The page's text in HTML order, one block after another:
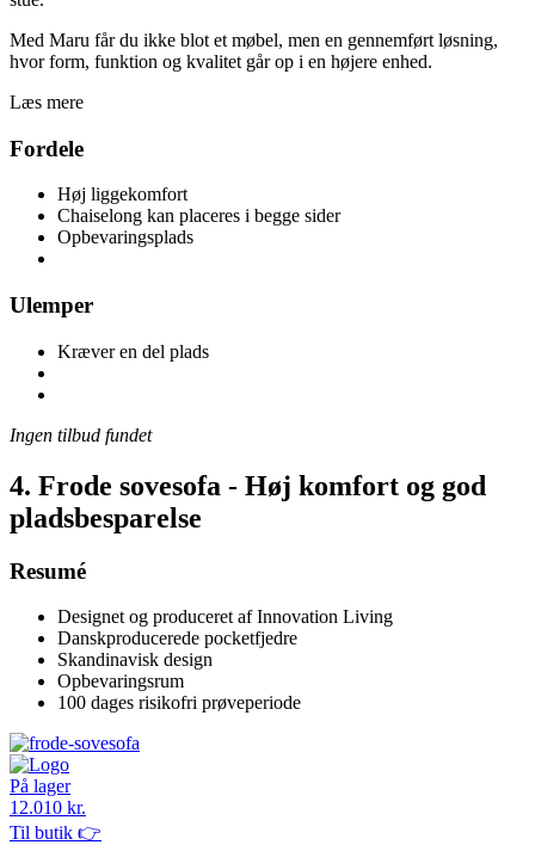
Med Maru får du ikke blot et møbel, men en gennemført løsning,
hvor form, funktion og kvalitet går op i en højere enhed.
Læs mere
Fordele
Høj liggekomfort
Chaiselong kan placeres i begge sider
Opbevaringsplads
Ulemper
Kræver en del plads
Ingen tilbud fundet
4. Frode sovesofa - Høj komfort og god
pladsbesparelse
Resumé
Designet og produceret af Innovation Living
Danskproducerede pocketfjedre
Skandinavisk design
Opbevaringsrum
100 dages risikofri prøveperiode
På lager
12.010 kr.
Til butik 👉